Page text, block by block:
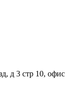
д 3 стр 10, офис